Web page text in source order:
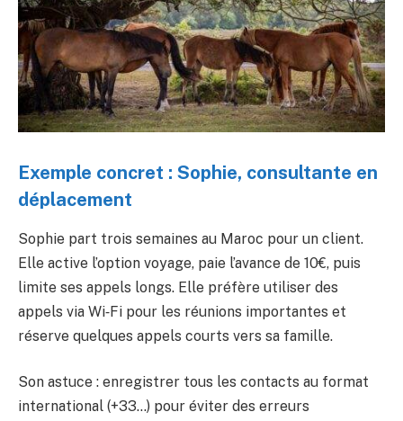
Exemple concret : Sophie, consultante en
déplacement
Sophie part trois semaines au Maroc pour un client.
Elle active l’option voyage, paie l’avance de 10€, puis
limite ses appels longs. Elle préfère utiliser des
appels via Wi‑Fi pour les réunions importantes et
réserve quelques appels courts vers sa famille.
Son astuce : enregistrer tous les contacts au format
international (+33…) pour éviter des erreurs